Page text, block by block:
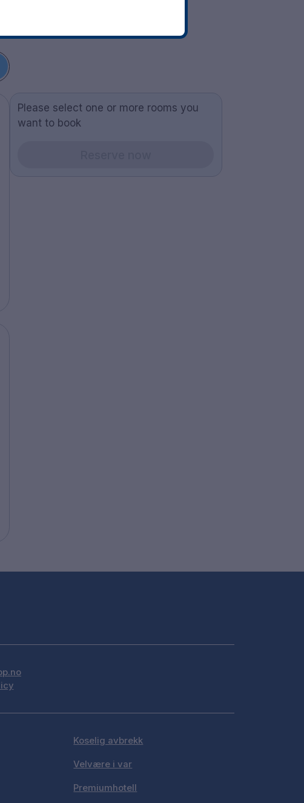
Please select one or more rooms you
want to book
Koselig avbrekk
Velvære i var
Premiumhotell